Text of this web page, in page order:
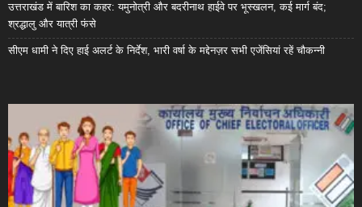
उत्तराखंड में बारिश का कहर: यमुनोत्री और बदरीनाथ हाईवे पर भूस्खलन, कई मार्ग बंद;
श्रद्धालु और यात्री फंसे
सीएम धामी ने दिए हाई अलर्ट के निर्देश, भारी वर्षा के मद्देनज़र सभी एजेंसियां रहें चौकन्नी